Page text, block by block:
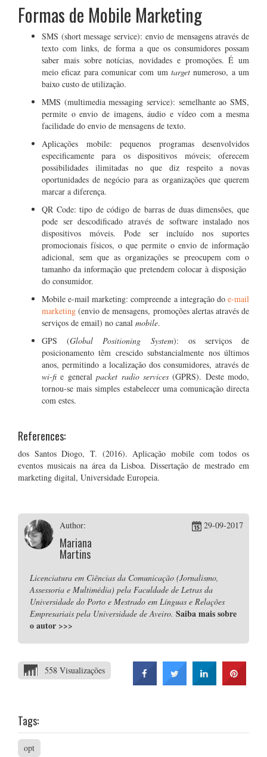
Formas de Mobile Marketing
SMS (short message service): envio de mensagens através de
texto com links, de forma a que os consumidores possam
saber mais sobre notícias, novidades e promoções. É um
meio eficaz para comunicar com um target numeroso, a um
baixo custo de utilização.
MMS (multimedia messaging service): semelhante ao SMS,
permite o envio de imagens, áudio e vídeo com a mesma
facilidade do envio de mensagens de texto.
Aplicações mobile: pequenos programas desenvolvidos
especificamente para os dispositivos móveis; oferecem
possibilidades ilimitadas no que diz respeito a novas
oportunidades de negócio para as organizações que querem
marcar a diferença.
QR Code: tipo de código de barras de duas dimensões, que
pode ser descodificado através de software instalado nos
dispositivos móveis. Pode ser incluído nos suportes
promocionais físicos, o que permite o envio de informação
adicional, sem que as organizações se preocupem com o
tamanho da informação que pretendem colocar à disposição
do consumidor.
Mobile e-mail marketing: compreende a integração do e-mail
marketing (envio de mensagens, promoções alertas através de
serviços de email) no canal mobile.
GPS (Global Positioning System): os serviços de
posicionamento têm crescido substancialmente nos últimos
anos, permitindo a localização dos consumidores, através de
wi-fi e generalpacket radio services(GPRS). Deste modo,
tornou-se mais simples estabelecer uma comunicação directa
com estes.
References:
dos Santos Diogo, T. (2016). Aplicação mobile com todos os
eventos musicais na área da Lisboa. Dissertação de mestrado em
marketing digital, Universidade Europeia.
Author:
Mariana
Martins
29-09-2017
Licenciatura em Ciências da Comunicação (Jornalismo,
Assessoria e Multimédia) pela Faculdade de Letras da
Universidade do Porto e Mestrado em Línguas e Relações
Empresariais pela Universidade de Aveiro. Saiba mais sobre
o autor >>>
558 Visualizações
Tags:
opt